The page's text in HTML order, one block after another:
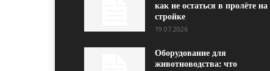
как не остаться в пролёте на
стройке
19.07.2026
Оборудование для
животноводства: что